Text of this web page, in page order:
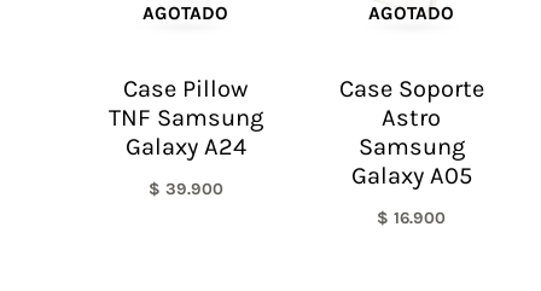
AGOTADO
Case Pillow
TNF Samsung
Galaxy A24
$ 39.900
AGOTADO
Case Soporte
Astro
Samsung
Galaxy A05
$ 16.900